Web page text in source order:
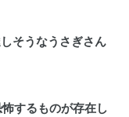
そうなうさぎさん
するものが存在し